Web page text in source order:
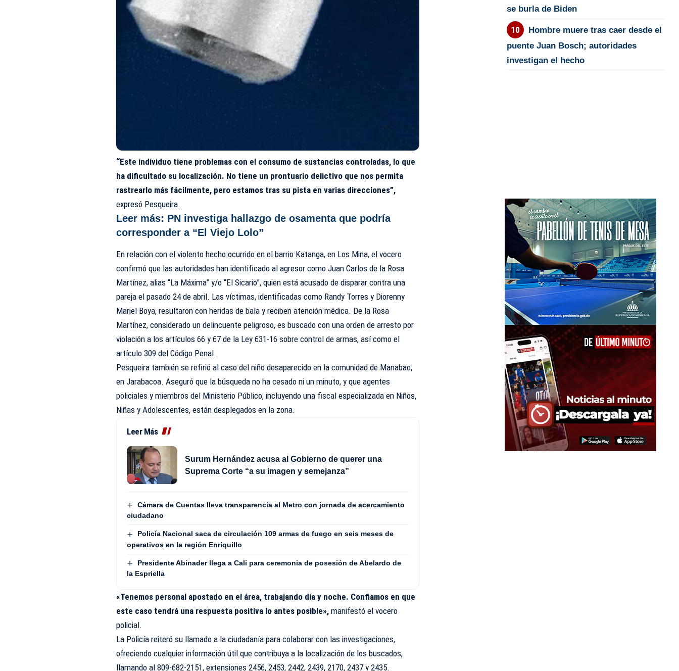
“Este individuo tiene problemas con el consumo de sustancias controladas, lo que
ha dificultado su localización. No tiene un prontuario delictivo que nos permita
rastrearlo más fácilmente, pero estamos tras su pista en varias direcciones”,
expresó Pesqueira.
Leer más: PN investiga hallazgo de osamenta que podría
corresponder a “El Viejo Lolo”
En relación con el violento hecho ocurrido en el barrio Katanga, en Los Mina, el vocero
confirmó que las autoridades han identificado al agresor como Juan Carlos de la Rosa
Martínez, alias “La Máxima” y/o “El Sicario”, quien está acusado de disparar contra una
pareja el pasado 24 de abril. Las víctimas, identificadas como Randy Torres y Diorenny
Mariel Boya, resultaron con heridas de bala y reciben atención médica. De la Rosa
Martínez, considerado un delincuente peligroso, es buscado con una orden de arresto por
violación a los artículos 66 y 67 de la Ley 631-16 sobre control de armas, así como el
artículo 309 del Código Penal.
Pesqueira también se refirió al caso del niño desaparecido en la comunidad de Manabao,
en Jarabacoa. Aseguró que la búsqueda no ha cesado ni un minuto, y que agentes
policiales y miembros del Ministerio Público, incluyendo una fiscal especializada en Niños,
Niñas y Adolescentes, están desplegados en la zona.
Leer Más
Surum Hernández acusa al Gobierno de querer una
Suprema Corte “a su imagen y semejanza”
Cámara de Cuentas lleva transparencia al Metro con jornada de acercamiento
ciudadano
Policía Nacional saca de circulación 109 armas de fuego en seis meses de
operativos en la región Enriquillo
Presidente Abinader llega a Cali para ceremonia de posesión de Abelardo de
la Espriella
«Tenemos personal apostado en el área, trabajando día y noche. Confiamos en que
este caso tendrá una respuesta positiva lo antes posible», manifestó el vocero
policial.
La Policía reiteró su llamado a la ciudadanía para colaborar con las investigaciones,
ofreciendo cualquier información útil que contribuya a la localización de los buscados,
llamando al 809-682-2151, extensiones 2456, 2453, 2442, 2439, 2170, 2437 y 2435.
se burla de Biden
Hombre muere tras caer desde el
puente Juan Bosch; autoridades
investigan el hecho